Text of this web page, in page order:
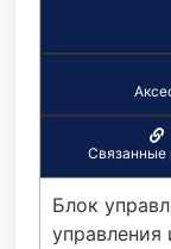
Связанные
Блок
управления